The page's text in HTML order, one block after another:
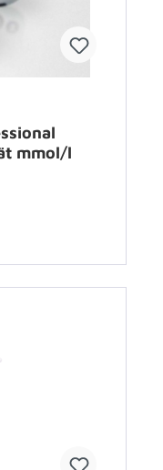
mmol/l